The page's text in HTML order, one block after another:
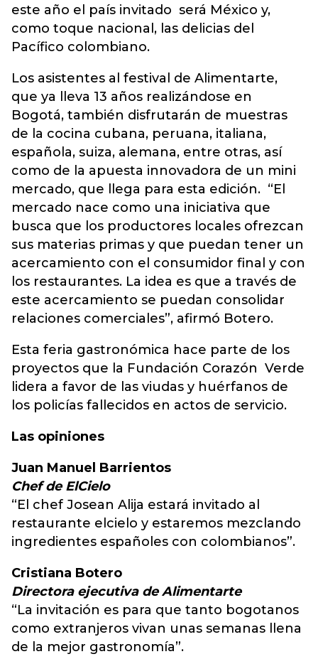
este año el país invitado será México y,
como toque nacional, las delicias del
Pacífico colombiano.
Los asistentes al festival de Alimentarte,
que ya lleva 13 años realizándose en
Bogotá, también disfrutarán de muestras
de la cocina cubana, peruana, italiana,
española, suiza, alemana, entre otras, así
como de la apuesta innovadora de un mini
mercado, que llega para esta edición. “El
mercado nace como una iniciativa que
busca que los productores locales ofrezcan
sus materias primas y que puedan tener un
acercamiento con el consumidor final y con
los restaurantes. La idea es que a través de
este acercamiento se puedan consolidar
relaciones comerciales”, afirmó Botero.
Esta feria gastronómica hace parte de los
proyectos que la Fundación Corazón Verde
lidera a favor de las viudas y huérfanos de
los policías fallecidos en actos de servicio.
Las opiniones
Juan Manuel Barrientos
Chef de ElCielo
“El chef Josean Alija estará invitado al
restaurante elcielo y estaremos mezclando
ingredientes españoles con colombianos”.
Cristiana Botero
Directora ejecutiva de Alimentarte
“La invitación es para que tanto bogotanos
como extranjeros vivan unas semanas llena
de la mejor gastronomía”.